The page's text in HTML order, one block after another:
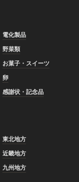
電化製品
野菜類
お菓子・スイーツ
卵
感謝状・記念品
東北地方
近畿地方
九州地方